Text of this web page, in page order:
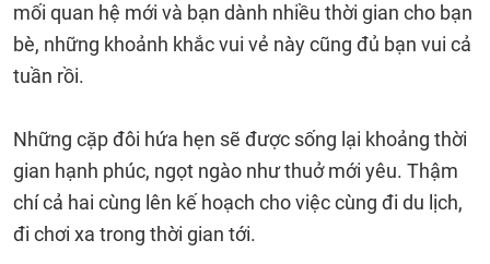
mối quan hệ mới và bạn dành nhiều thời gian cho bạn
bè, những khoảnh khắc vui vẻ này cũng đủ bạn vui cả
tuần rồi.
Những cặp đôi hứa hẹn sẽ được sống lại khoảng thời
gian hạnh phúc, ngọt ngào như thuở mới yêu. Thậm
chí cả hai cùng lên kế hoạch cho việc cùng đi du lịch,
đi chơi xa trong thời gian tới.